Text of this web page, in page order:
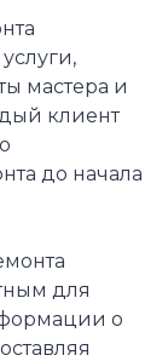
мастера и
клиент
до начала
для
о